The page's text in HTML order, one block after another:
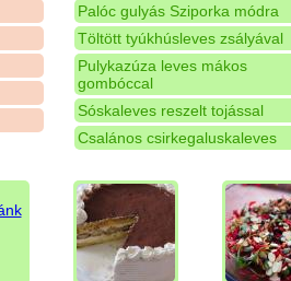
Palóc gulyás Sziporka módra
Töltött tyúkhúsleves zsályával
Pulykazúza leves mákos
gombóccal
Sóskaleves reszelt tojással
Csalános csirkegaluskaleves